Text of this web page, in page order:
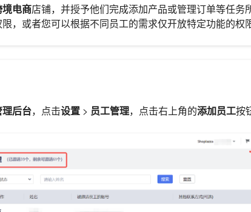
电商店铺，并授予他们完成添加产品或管理订单等任务
，或者您可以根据不同员工的需求仅开放特定功能的权
后台，点击设置 > 员工管理，点击右上角的添加员工按